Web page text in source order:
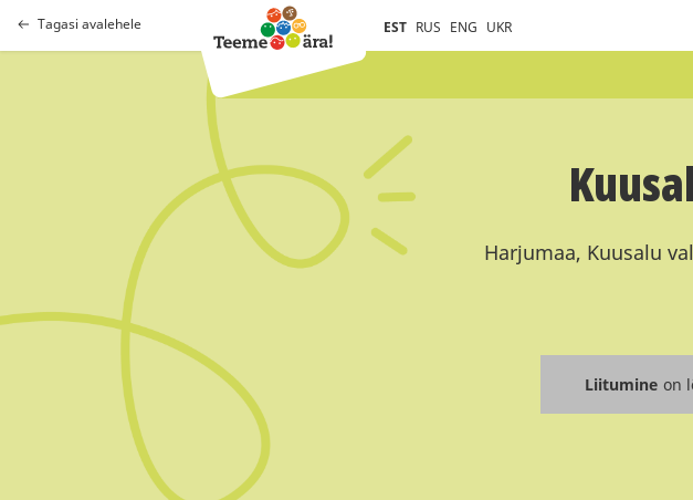
Tagasi avalehele EST RUS ENG UKR
Harjumaa, Kuusalu
Liitumine on